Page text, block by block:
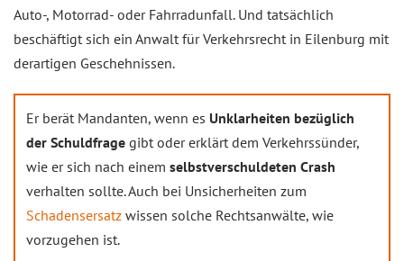
Auto-, Motorrad- oder Fahrradunfall. Und tatsächlich
beschäftigt sich ein Anwalt für Verkehrsrecht in Eilenburg mit
derartigen Geschehnissen.
Er berät Mandanten, wenn es Unklarheiten bezüglich
der Schuldfrage gibt oder erklärt dem Verkehrssünder,
wie er sich nach einem selbstverschuldeten Crash
verhalten sollte. Auch bei Unsicherheiten zum
Schadensersatz wissen solche Rechtsanwälte, wie
vorzugehen ist.